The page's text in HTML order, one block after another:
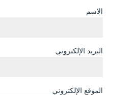
الاسم
البريد الإلكتروني
الموقع الإلكتروني